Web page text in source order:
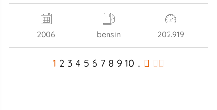
2006 bensin 202.919
1 2 3 4 5 6 7 8 9 10 ..